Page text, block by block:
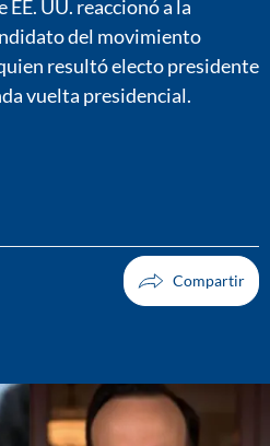
UU. reaccionó a la
del movimiento
resultó electo presidente
vuelta presidencial.